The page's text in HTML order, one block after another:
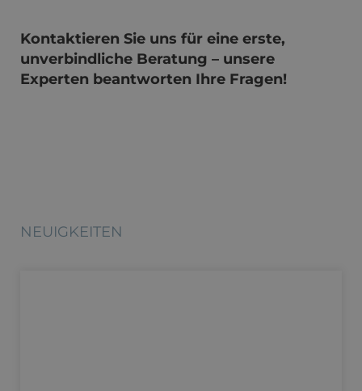
Kontaktieren Sie uns für eine erste,
unverbindliche Beratung – unsere
Experten beantworten Ihre Fragen!
NEUIGKEITEN